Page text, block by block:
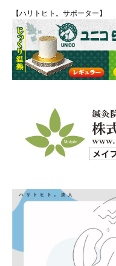
【ハリトヒト。サポーター】